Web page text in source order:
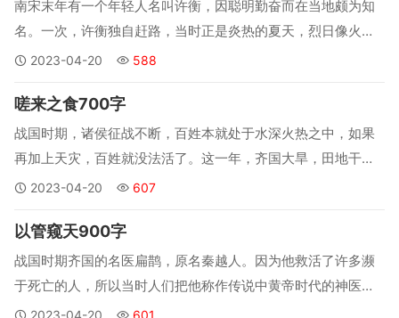
南宋末年有一个年轻人名叫许衡，因聪明勤奋而在当地颇为知
名。一次，许衡独自赶路，当时正是炎热的夏天，烈日像火球
一样炙烤着大地。许衡由于长时间赶路而汗流浃背，口干舌
贩也都又热又渴，但却没有水。...
2023-04-20 588
嗟来之食700字
战国时期，诸侯征战不断，百姓本就处于水深火热之中，如果
再加上天灾，百姓就没法活了。这一年，齐国大旱，田地干
裂，庄稼旱死了，穷人吃完了树叶吃树皮，吃完了草苗吃草
2023-04-20 607
以管窥天900字
战国时期齐国的名医扁鹊，原名秦越人。因为他救活了许多濒
于死亡的人，所以当时人们把他称作传说中黄帝时代的神医扁
鹊，而不去提他真实的姓名了。传说，扁鹊曾得到过仙药和秘
2023-04-20 601